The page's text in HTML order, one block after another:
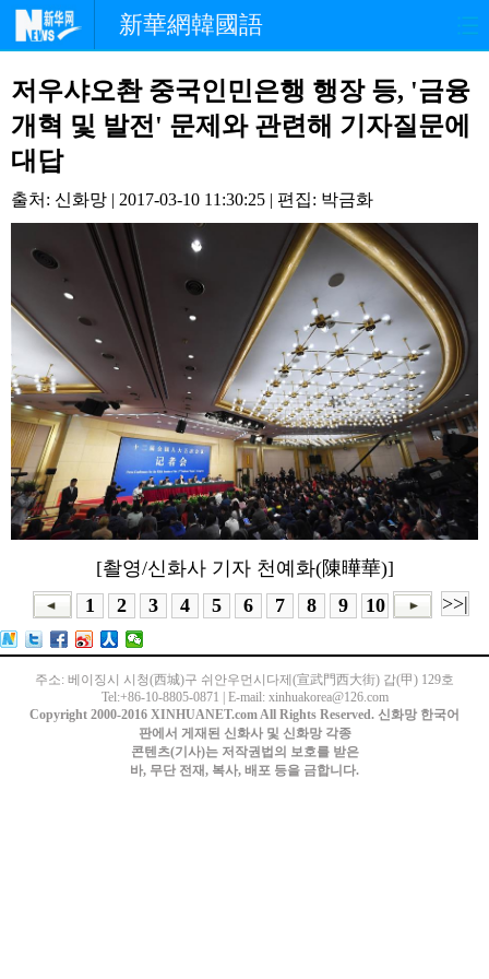
新華網韓國語
홈페이지 최신뉴스 정치
경제 사회 포토
중한교류 핫 TV
연예 오피니언
생생 중국어
저우샤오촨 중국인민은행 행장 등, '금융
개혁 및 발전' 문제와 관련해 기자질문에
대답
출처: 신화망 | 2017-03-10 11:30:25 | 편집: 박금화
[촬영/신화사 기자 천예화(陳曄華)]
1
2 3 4 5 6 7 8 9 10 >>|
주소: 베이징시 시청(西城)구 쉬안우먼시다제(宣武門西大街) 갑(甲) 129호
Tel:+86-10-8805-0871 | E-mail: xinhuakorea@126.com
Copyright 2000-2016 XINHUANET.com All Rights Reserved. 신화망 한국어
판에서 게재된 신화사 및 신화망 각종
콘텐츠(기사)는 저작권법의 보호를 받은
바, 무단 전재, 복사, 배포 등을 금합니다.